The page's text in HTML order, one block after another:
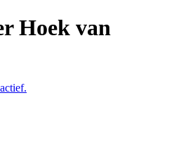
Hoek van